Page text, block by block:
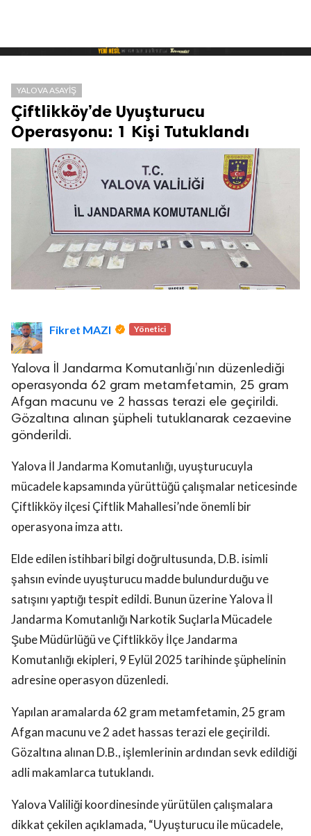
Asayiş
Saklıdır.
YALOVA ASAYIŞ
Çiftlikköy’de Uyuşturucu
Operasyonu: 1 Kişi Tutuklandı
Fikret MAZI Yönetici
Yalova İl Jandarma Komutanlığı’nın düzenlediği
operasyonda 62 gram metamfetamin, 25 gram
Afgan macunu ve 2 hassas terazi ele geçirildi.
Gözaltına alınan şüpheli tutuklanarak cezaevine
gönderildi.
Yalova İl Jandarma Komutanlığı, uyuşturucuyla
mücadele kapsamında yürüttüğü çalışmalar neticesinde
Çiftlikköy ilçesi Çiftlik Mahallesi’nde önemli bir
operasyona imza attı.
Elde edilen istihbari bilgi doğrultusunda, D.B. isimli
şahsın evinde uyuşturucu madde bulundurduğu ve
satışını yaptığı tespit edildi. Bunun üzerine Yalova İl
Jandarma Komutanlığı Narkotik Suçlarla Mücadele
Şube Müdürlüğü ve Çiftlikköy İlçe Jandarma
Komutanlığı ekipleri, 9 Eylül 2025 tarihinde şüphelinin
adresine operasyon düzenledi.
Yapılan aramalarda 62 gram metamfetamin, 25 gram
Afgan macunu ve 2 adet hassas terazi ele geçirildi.
Gözaltına alınan D.B., işlemlerinin ardından sevk edildiği
adli makamlarca tutuklandı.
Yalova Valiliği koordinesinde yürütülen çalışmalara
dikkat çekilen açıklamada, “Uyuşturucu ile mücadele,